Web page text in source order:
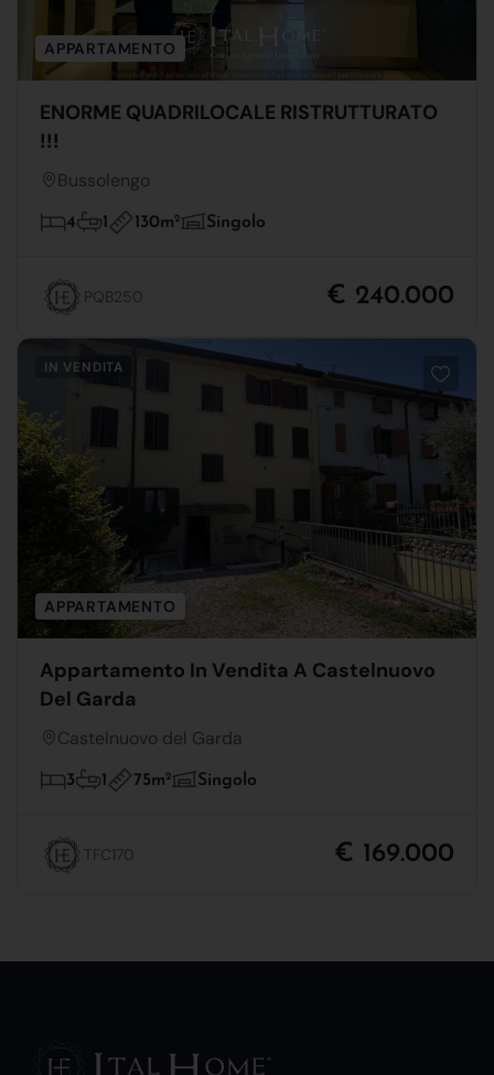
APPARTAMENTO
ENORME QUADRILOCALE RISTRUTTURATO
!!!
Bussolengo
4 1 130m2 Singolo
PQB250 € 240.000
IN VENDITA
APPARTAMENTO
Appartamento In Vendita A Castelnuovo
Del Garda
Castelnuovo del Garda
3 1 75m2 Singolo
TFC170 € 169.000